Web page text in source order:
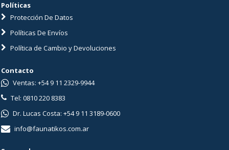
Políticas
Protección De Datos
Políticas De Envíos
Política de Cambio y Devoluciones
Contacto
Ventas: +54 9 11 2329-9944
Tel: 0810 220 8383
Dr. Lucas Costa: +54 9 11 3189-0600
info@faunatikos.com.ar